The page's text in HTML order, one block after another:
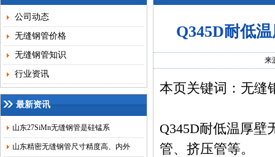
公司动态
无缝钢管价格
无缝钢管知识
行业资讯
最新资讯
山东27SiMn无缝钢管是硅锰系
山东精密无缝钢管尺寸精度高、内外
Q345D耐低
来
本页关键词：无缝
Q345D耐低温厚壁
管、挤压管等。